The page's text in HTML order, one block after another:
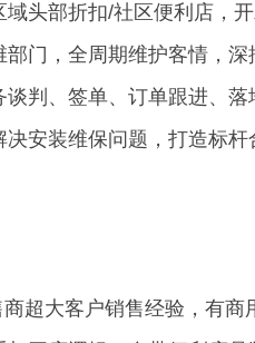
头部折扣/社区便利店，
门，全周期维护客情，
判、签单、订单跟进、
安装维保问题，打造标
超大客户销售经验，有